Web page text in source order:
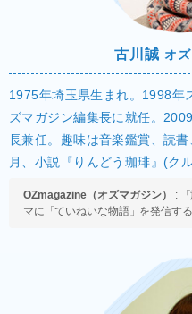
古川誠 オ
1975年埼玉県生まれ。1998年
ズマガジン編集長に就任。
長兼任。趣味は音楽鑑賞、読
月、小説『りんどう珈琲』(ク
OZmagazine（オズマガジン） : 「
マに 「 ていねいな物語」 を発信す